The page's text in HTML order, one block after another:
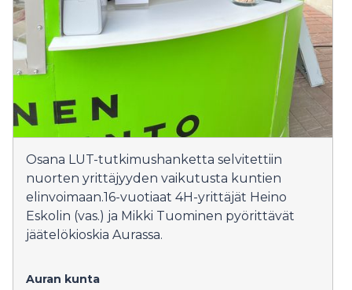
Osana LUT-tutkimushanketta selvitettiin
nuorten yrittäjyyden vaikutusta kuntien
elinvoimaan.16-vuotiaat 4H-yrittäjät Heino
Eskolin (vas.) ja Mikki Tuominen pyörittävät
jäätelökioskia Aurassa.
Auran kunta